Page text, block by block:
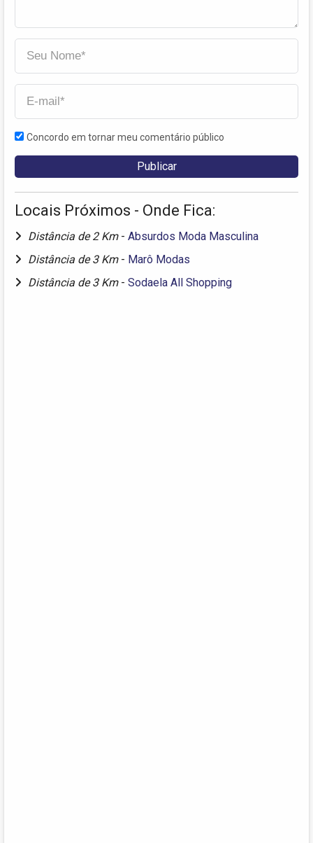
Concordo em tornar meu comentário público
Locais Próximos - Onde Fica:
Distância de 2 Km - Absurdos Moda Masculina
Distância de 3 Km - Marô Modas
Distância de 3 Km - Sodaela All Shopping